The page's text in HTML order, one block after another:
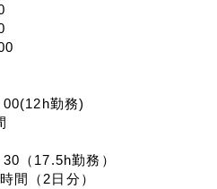
勤務)
（17.5h勤務）
（2日分）